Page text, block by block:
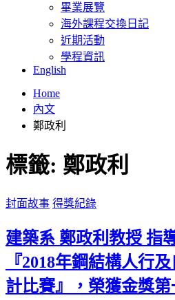
畢業展覽
海外課程交換日記
近期活動
學程資訊
English
Home
內文
鄭政利
標籤: 鄭政利
封面故事 得獎紀錄
建築系 鄭政利教授 指
『2018年鋼結構人行
計比賽』，榮獲金獎第